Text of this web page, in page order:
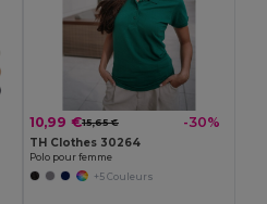
10,99 €15,65 € -30%
TH Clothes 30264
Polo pour femme
+5 Couleurs